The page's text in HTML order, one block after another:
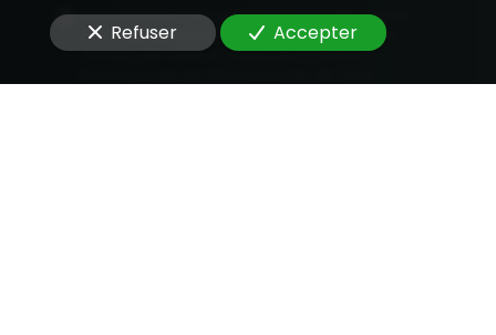
En soumettant ce formulaire, j'accepte que les
informations saisies soient utilisées pour me
recontacter dans le cadre de la relation
Refuser Accepter